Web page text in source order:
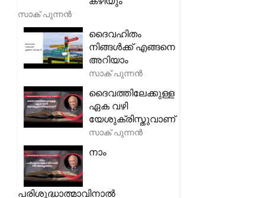
സാക് പുന്നൻ
ദൈവഹിതം
നിങ്ങൾക്ക് എങ്ങനെ
അറിയാം
സാക് പുന്നൻ
ദൈവത്തിലേക്കുള്ള
ഏക വഴി
യേശുക്രിസ്തുവാണ്
സാക് പുന്നൻ
നാം
പരിശുദ്ധാത്മാവിനാൽ